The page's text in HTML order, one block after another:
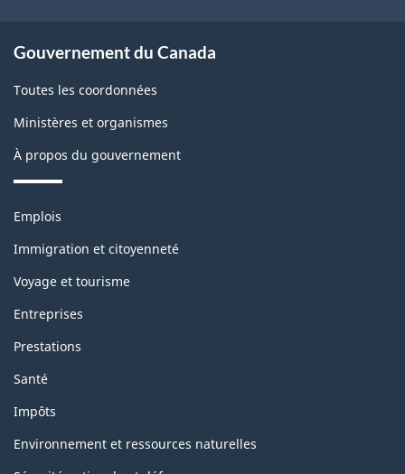
r
o
b
l
e
m
o
n
t
h
i
i
d
g
e
t
b
l
o
c
k
About
government
Gouvernement du Canada
Toutes les coordonnées
Ministères et organismes
À propos du gouvernement
Thèmes
sujets
Emplois
Immigration et citoyenneté
Voyage et tourisme
Entreprises
Prestations
Santé
Impôts
Environnement et ressources naturelles